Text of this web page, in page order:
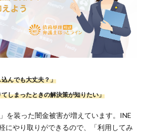
んでも大丈夫？」
しまったときの解決策が知りたい」
を装った闇金被害が増えています。INE
にやり取りができるので、「利用してみ